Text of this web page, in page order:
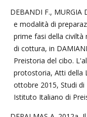
DEBANDI F., MURGIA
e modalità di
prime fasi della civiltà
di cottura, in
Preistoria del cibo.
protostoria, Atti della
ottobre 2015, Studi
Istituto Italiano di